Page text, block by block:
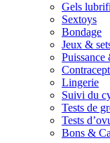
Gels
Sextoys
Bondage
Jeux &
Lingerie
Suivi du
Tests de
Tests
Bons &